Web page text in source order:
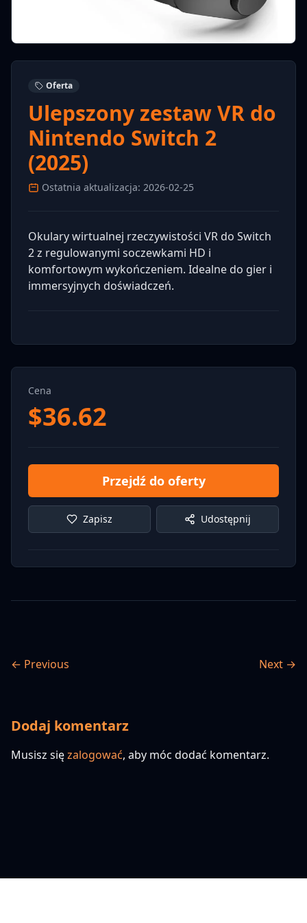
Oferta
Ulepszony zestaw VR do
Nintendo Switch 2
(2025)
Ostatnia aktualizacja: 2026-02-25
Okulary wirtualnej rzeczywistości VR do Switch
2 z regulowanymi soczewkami HD i
komfortowym wykończeniem. Idealne do gier i
immersyjnych doświadczeń.
Cena
$36.62
Przejdź do oferty
Zapisz Udostępnij
← Previous Next →
Dodaj komentarz
Musisz sięzalogować, aby móc dodać komentarz.